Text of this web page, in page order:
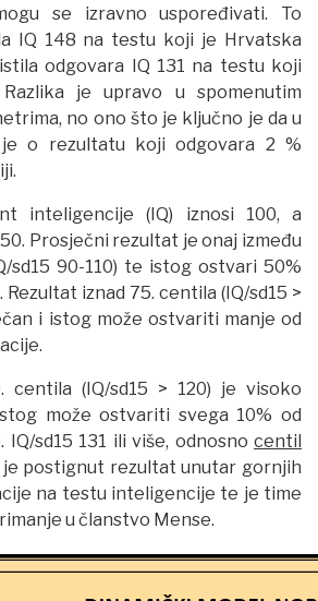
se izravno uspoređivati. To
IQ 148 na testu koji je Hrvatska
odgovara IQ 131 na testu koji
je upravo u spomenutim
no ono što je ključno je da u
o rezultatu koji odgovara 2 %
inteligencije (IQ) iznosi 100, a
Prosječni rezultat je onaj između
sd15 90-110) te istog ostvari 50%
iznad 75. centila (IQ/sd15 >
i istog može ostvariti manje od
centila (IQ/sd15 > 120) je visoko
može ostvariti svega 10% od
IQ/sd15 131 ili više, odnosno centil
je postignut rezultat unutar gornjih
na testu inteligencije te je time
u članstvo Mense.